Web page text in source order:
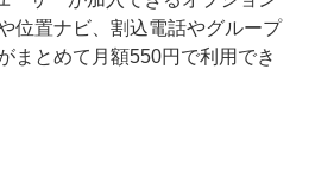
位置ナビ、割込電話やグループ
まとめて月額550円で利用でき